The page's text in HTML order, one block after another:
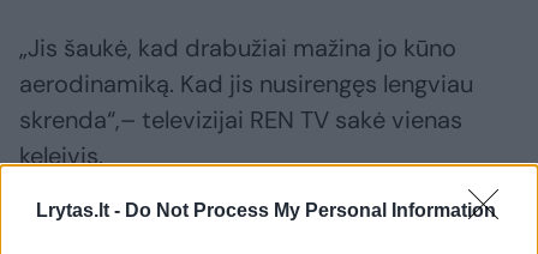
Lrytas.lt - Do Not Process My Personal Information
„Jis šaukė, kad drabužiai mažina jo kūno
aerodinamiką. Kad jis nusirengęs lengviau
skrenda“,– televizijai REN TV sakė vienas
keleivis.